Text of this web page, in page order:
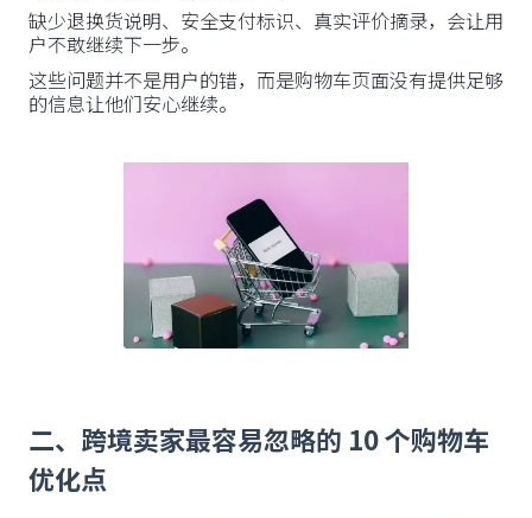
缺少退换货说明、安全支付标识、真实评价摘录，会让用
户不敢继续下一步。
这些问题并不是用户的错，而是购物车页面没有提供足够
的信息让他们安心继续。
二、跨境卖家最容易忽略的 10 个购物车
优化点